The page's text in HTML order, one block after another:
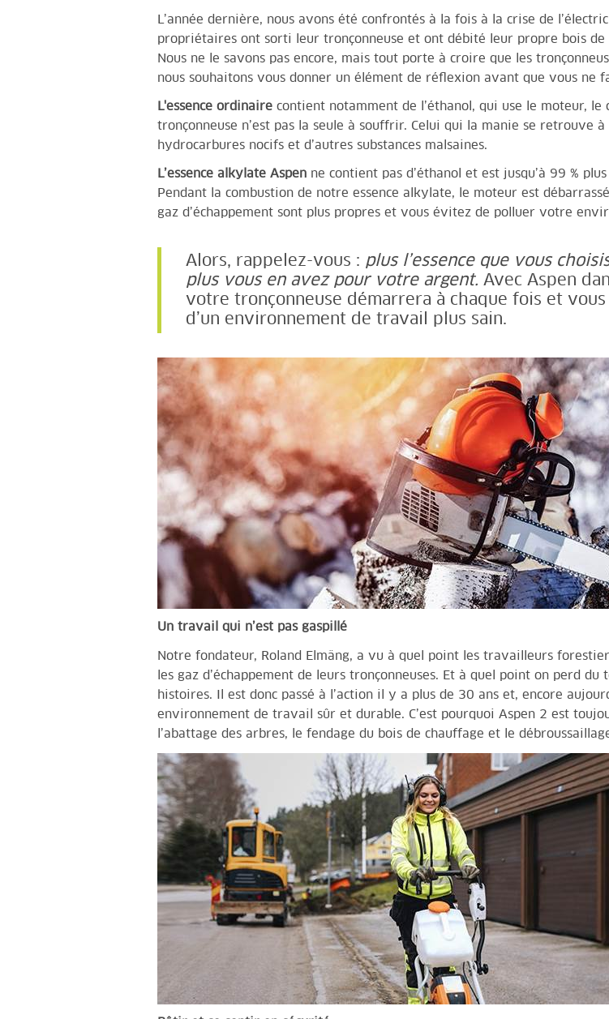
L’année dernière, nous avons été confrontés à la fois à la crise de
propriétaires ont sorti leur tronçonneuse et ont débité leur propre bois de
Nous ne le savons pas encore, mais tout porte à croire que les
nous souhaitons vous donner un élément de réflexion avant que vous ne
L'essence ordinaire contient notamment de l’éthanol, qui use le moteur,
tronçonneuse n’est pas la seule à souffrir. Celui qui la manie se retrouve
hydrocarbures nocifs et d’autres substances malsaines.
L’essence alkylate Aspen ne contient pas d’éthanol et est jusqu’à 99 %
Pendant la combustion de notre essence alkylate, le moteur est
gaz d’échappement sont plus propres et vous évitez de polluer votre
Alors, rappelez-vous : plus l’essence que vous
plus vous en avez pour votre argent. Avec Aspen
votre tronçonneuse démarrera à chaque fois et
d’un environnement de travail plus sain.
Un travail qui n’est pas gaspillé
Notre fondateur, Roland Elmäng, a vu à quel point les travailleurs
les gaz d’échappement de leurs tronçonneuses. Et à quel point on perd
histoires. Il est donc passé à l’action il y a plus de 30 ans et, encore
environnement de travail sûr et durable. C’est pourquoi Aspen 2 est
l’abattage des arbres, le fendage du bois de chauffage et le